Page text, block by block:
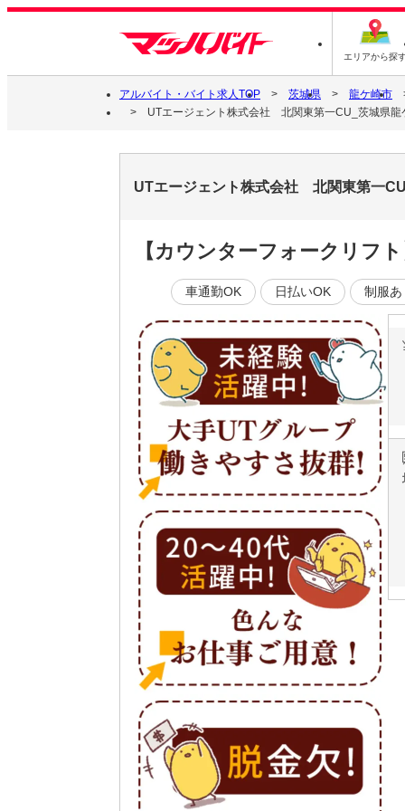
エリアから探
アルバイト・バイト求人TOP 茨城県
龍ケ崎市
UTエージェント株式会社 北関東第一CU_茨城県龍
UTエージェント株式会社 北関東第一
【カウンターフォークリフ
車通勤OK 日払いOK 制服あ